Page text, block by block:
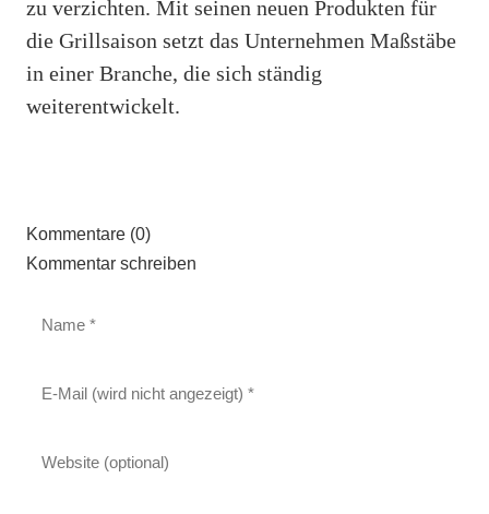
zu verzichten. Mit seinen neuen Produkten für
die Grillsaison setzt das Unternehmen Maßstäbe
in einer Branche, die sich ständig
weiterentwickelt.
Kommentare (0)
Kommentar schreiben